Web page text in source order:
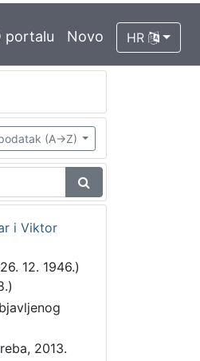
portalu Novo HR
(A->Z)
i Viktor
12. 1946.)
2013.